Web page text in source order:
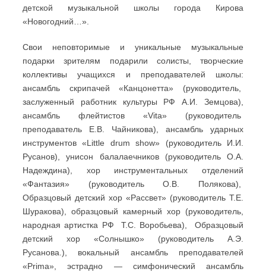
детской музыкальной школы города Кирова
«Новогодний…».
Свои неповторимые и уникальные музыкальные
подарки зрителям подарили солисты, творческие
коллективы учащихся и преподавателей школы:
ансамбль скрипачей «Канцонетта» (руководитель,
заслуженный работник культуры РФ А.И. Земцова),
ансамбль флейтистов «Vita» (руководитель
преподаватель Е.В. Чайникова), ансамбль ударных
инструментов «Little drum show» (руководитель И.И.
Русанов), унисон балалаечников (руководитель О.А.
Надеждина), хор инструментальных отделений
«Фантазия» (руководитель О.В. Полякова),
Образцовый детский хор «Рассвет» (руководитель Т.Е.
Шуракова), образцовый камерный хор (руководитель,
народная артистка РФ Т.С. Воробьева), Образцовый
детский хор «Солнышко» (руководитель А.Э.
Русанова.), вокальный ансамбль преподавателей
«Prima», эстрадно — симфонический ансамбль